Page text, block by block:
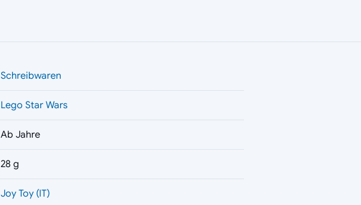
Schreibwaren
Lego Star Wars
Ab Jahre
28 g
Joy Toy (IT)